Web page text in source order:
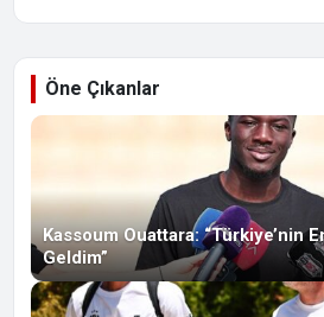
Öne Çıkanlar
Kassoum Ouattara: “Türkiye’nin
Geldim”